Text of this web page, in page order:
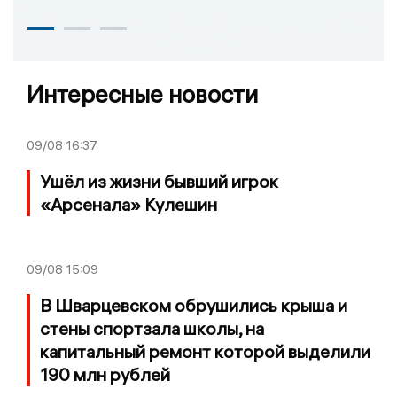
Интересные новости
09/08 16:37
Ушёл из жизни бывший игрок
«Арсенала» Кулешин
09/08 15:09
В Шварцевском обрушились крыша и
стены спортзала школы, на
капитальный ремонт которой выделили
190 млн рублей